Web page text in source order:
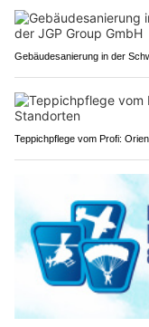
Gebäudesanierung in der
Teppichpflege vom Profi: